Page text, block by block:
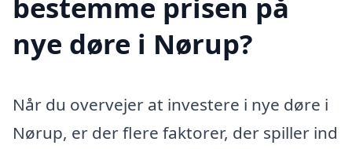
nye døre i Nørup?
Når du overvejer at investere i nye døre i
Nørup, er der flere faktorer, der spiller ind